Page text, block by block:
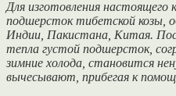
Для изготовления настоящего
подшерсток тибетской козы,
Индии, Пакистана, Китая.
тепла густой подшерсток,
зимние холода, становится
вычесывают, прибегая к